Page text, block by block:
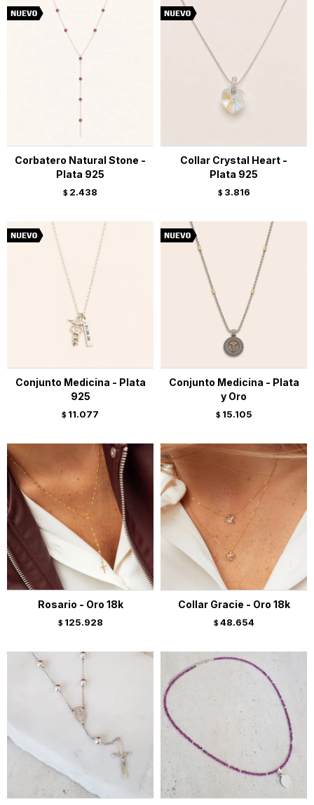
Corbatero Natural Stone -
Plata 925
$ 2.438
Collar Crystal Heart -
Plata 925
$ 3.816
Conjunto Medicina - Plata
925
$ 11.077
Conjunto Medicina - Plata
y Oro
$ 15.105
Rosario - Oro 18k
$ 125.928
Collar Gracie - Oro 18k
$ 48.654